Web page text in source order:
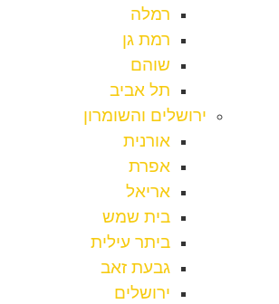
רמלה
רמת גן
שוהם
תל אביב
ירושלים והשומרון
אורנית
אפרת
אריאל
בית שמש
ביתר עילית
גבעת זאב
ירושלים